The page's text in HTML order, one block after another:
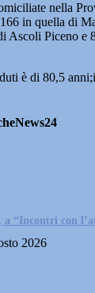
nella
in quella di
Ascoli Piceno e
è di 80,5
a “Incontri con
2026